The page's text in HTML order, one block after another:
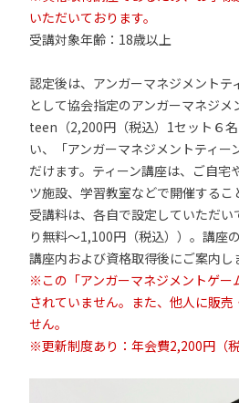
いただいております。
受講対象年齢：18歳以上
認定後は、アンガーマネジメントテ
として協会指定のアンガーマネジ
teen（2,200円（税込）1セット６
い、「アンガーマネジメントティー
だけます。ティーン講座は、ご自宅
ツ施設、学習教室などで開催するこ
受講料は、各自で設定していただ
り無料～1,100円（税込））。講座
講座内および資格取得後にご案内し
※この「アンガーマネジメントゲ
されていません。また、他人に販
せん。
※更新制度あり：年会費2,200円（税